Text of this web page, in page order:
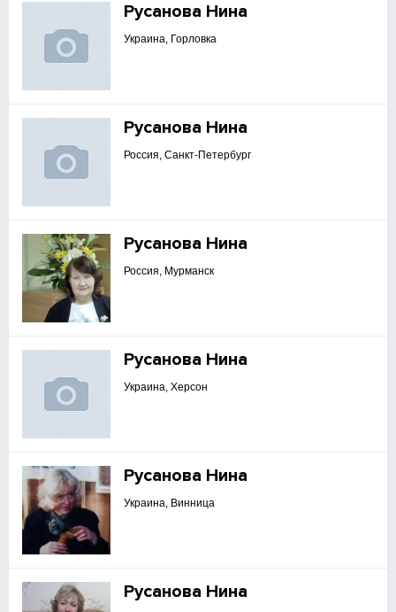
Русанова Нина
Украина, Горловка
Русанова Нина
Россия, Санкт-Петербург
Русанова Нина
Россия, Мурманск
Русанова Нина
Украина, Херсон
Русанова Нина
Украина, Винница
Русанова Нина